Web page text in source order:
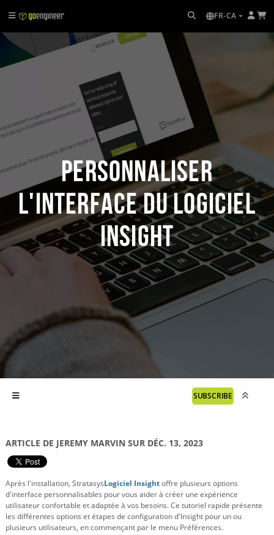
FR-CA
Personnaliser
l'interface du logiciel
Insight
SUBSCRIBE
ARTICLE DE JEREMY MARVIN SUR DÉC. 13, 2023
Après l'installation, StratasysLogiciel Insightoffre plusieurs options
d'interface personnalisables pour vous aider à créer une expérience
utilisateur confortable et adaptée à vos besoins. Ce tutoriel rapide présente
les différentes options et étapes de configuration d'Insight pour un ou
plusieurs utilisateurs, en commençant par le menu Préférences.